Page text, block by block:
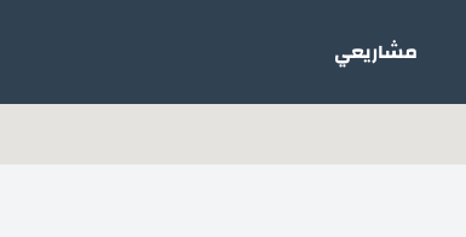
مشاريعي